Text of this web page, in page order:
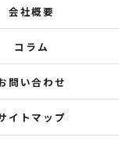
会社概要
コラム
問い合わせ
イトマップ